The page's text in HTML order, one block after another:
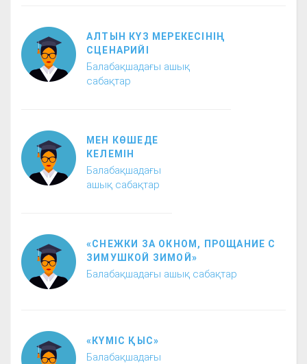
АЛТЫН КҮЗ МЕРЕКЕСІНІҢ
СЦЕНАРИЙІ
Балабақшадағы ашық
сабақтар
МЕН КӨШЕДЕ
КЕЛЕМІН
Балабақшадағы
ашық сабақтар
«СНЕЖКИ ЗА ОКНОМ, ПРОЩАНИЕ С
ЗИМУШКОЙ ЗИМОЙ»
Балабақшадағы ашық сабақтар
«КҮМІС ҚЫС»
Балабақшадағы